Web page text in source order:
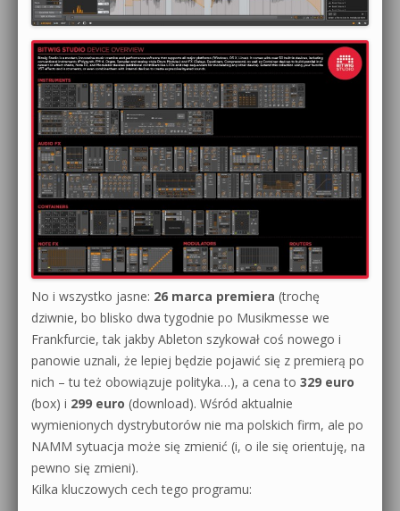
No i wszystko jasne: 26 marca premiera (trochę
dziwnie, bo blisko dwa tygodnie po Musikmesse we
Frankfurcie, tak jakby Ableton szykował coś nowego i
panowie uznali, że lepiej będzie pojawić się z premierą po
nich – tu też obowiązuje polityka…), a cena to 329 euro
(box) i 299 euro (download). Wśród aktualnie
wymienionych dystrybutorów nie ma polskich firm, ale po
NAMM sytuacja może się zmienić (i, o ile się orientuję, na
pewno się zmieni).
Kilka kluczowych cech tego programu: